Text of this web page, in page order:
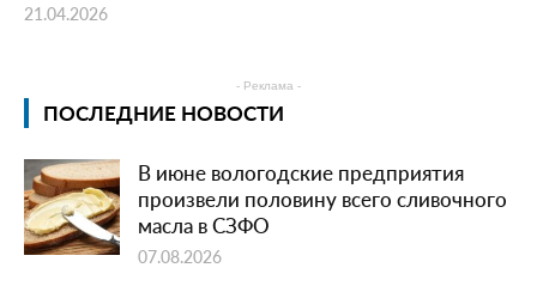
21.04.2026
- Реклама -
ПОСЛЕДНИЕ НОВОСТИ
В июне вологодские предприятия
произвели половину всего сливочного
масла в СЗФО
07.08.2026